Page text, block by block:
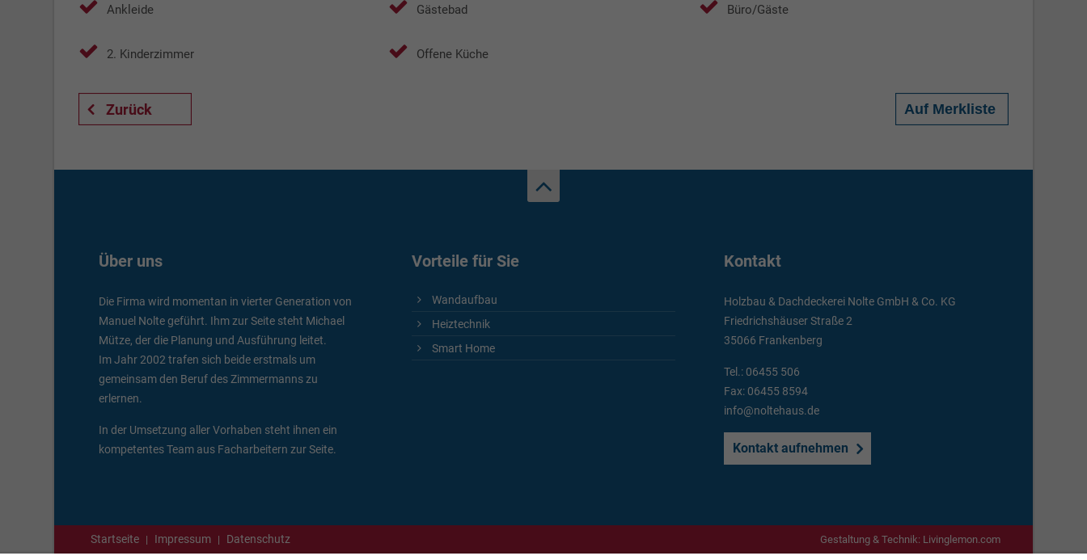
Ankleide Gästebad Büro/Gäste
2. Kinderzimmer Offene Küche
Zurück
Über uns
Die Firma wird momentan in vierter Generation von
Manuel Nolte geführt. Ihm zur Seite steht Michael
Mütze, der die Planung und Ausführung leitet.
Im Jahr 2002 trafen sich beide erstmals um
gemeinsam den Beruf des Zimmermanns zu
erlernen.
In der Umsetzung aller Vorhaben steht ihnen ein
kompetentes Team aus Facharbeitern zur Seite.
Vorteile für Sie
Wandaufbau
Heiztechnik
Smart Home
Kontakt
Holzbau & Dachdeckerei Nolte GmbH & Co. KG
Friedrichshäuser Straße 2
35066 Frankenberg
Tel.: 06455 506
Fax: 06455 8594
info@noltehaus.de
Kontakt aufnehmen
Startseite | Impressum | Datenschutz Gestaltung & Technik: Livinglemon.com